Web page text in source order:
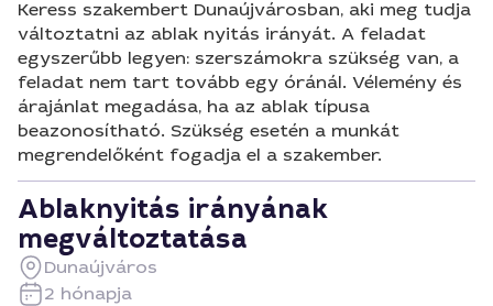
Keress szakembert Dunaújvárosban, aki meg tudja
változtatni az ablak nyitás irányát. A feladat
egyszerűbb legyen: szerszámokra szükség van, a
feladat nem tart tovább egy óránál. Vélemény és
árajánlat megadása, ha az ablak típusa
beazonosítható. Szükség esetén a munkát
megrendelőként fogadja el a szakember.
Ablaknyitás irányának
megváltoztatása
Dunaújváros
2 hónapja